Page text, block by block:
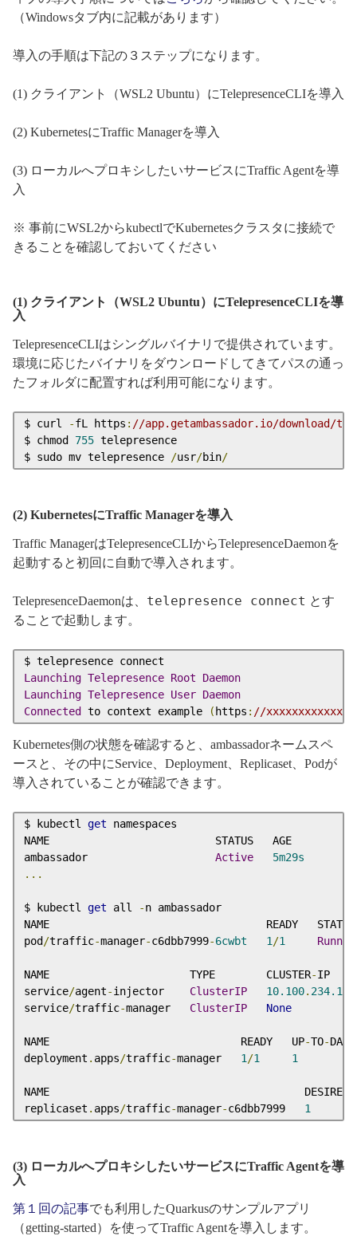
（Windowsタブ内に記載があります）
導入の手順は下記の３ステップになります。
(1) クライアント（WSL2 Ubuntu）にTelepresenceCLIを導入
(2) KubernetesにTraffic Managerを導入
(3) ローカルへプロキシしたいサービスにTraffic Agentを導
入
※ 事前にWSL2からkubectlでKubernetesクラスタに接続で
きることを確認しておいてください
(1) クライアント（WSL2 Ubuntu）にTelepresenceCLIを導
入
TelepresenceCLIはシングルバイナリで提供されています。
環境に応じたバイナリをダウンロードしてきてパスの通っ
たフォルダに配置すれば利用可能になります。
$ curl -fL https : //app.getambassador.io/download/
$ chmod 755 telepresence
$ sudo mv telepresence
/usr/bin/
(2) KubernetesにTraffic Managerを導入
Traffic ManagerはTelepresenceCLIからTelepresenceDaemonを
起動すると初回に自動で導入されます。
TelepresenceDaemonは、 telepresence connect とす
ることで起動します。
Launching Telepresence Root
Daemon
Launching Telepresence User Daemon
Connected
to context example ( https : //
Kubernetes側の状態を確認すると、ambassadorネームスペ
ースと、その中にService、Deployment、Replicaset、Podが
導入されていることが確認できます。
$ kubectl get namespaces
NAME                          STATUS   AGE
ambassador Active
5m29s
...
$ kubectl get all -n ambassador
NAME                                  READY   STATUS
pod /traffic-manager-c6dbb7999-6cwbt 1 /1
NAME                      TYPE        CLUSTER-IP
service/agent-injector ClusterIP 10.100. 234.153
service/traffic-manager ClusterIP None
NAME                              READY   UP-TO-
deployment . apps/traffic-manager 1 /1 1
NAME                                        DESIRED
replicaset . apps/traffic-manager-c6dbb7999 1
(3) ローカルへプロキシしたいサービスにTraffic Agentを導
入
第１回の記事でも利用したQuarkusのサンプルアプリ
（getting-started）を使ってTraffic Agentを導入します。